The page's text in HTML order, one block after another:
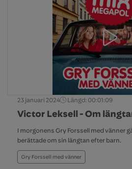
23 januari 2024 Längd: 00:01:09
Victor Leksell - Om
I morgonens Gry Forssell med vänner
berättade om sin längtan efter barn.
Gry Forssell med vänner